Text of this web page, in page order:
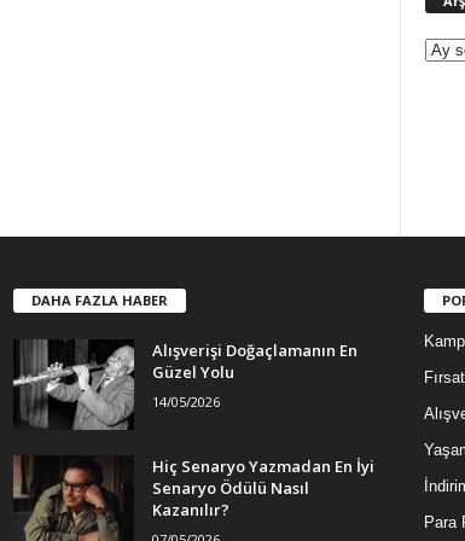
DAHA FAZLA HABER
Alışverişi Doğaçlamanın En
Güzel Yolu
14/05/2026
Hiç Senaryo Yazmadan En İyi
Senaryo Ödülü Nasıl
Kazanılır?
Para